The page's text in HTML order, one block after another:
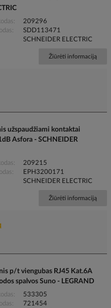
209296
SDD113471
SCHNEIDER ELECTRIC
Žiūrėti informaciją
užspaudžiami kontaktai
Asfora - SCHNEIDER
209215
EPH3200171
SCHNEIDER ELECTRIC
Žiūrėti informaciją
p/t viengubas RJ45 Kat.6A
spalvos Suno - LEGRAND
533305
721454